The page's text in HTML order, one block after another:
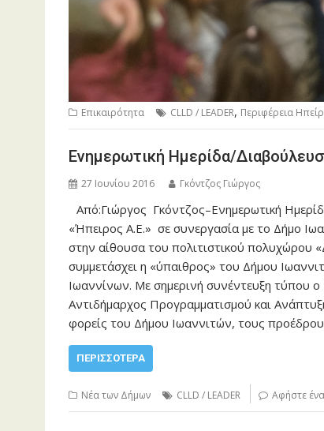
Επικαιρότητα CLLD / LEADER, Περιφέρεια
Ενημερωτική Ημερίδα/
27 Ιουνίου 2016 Γκόντζος Γιώργος
Από:Γιώργος Γκόντζος–Ενημερωτική
«Ήπειρος Α.Ε.» σε συνεργασία με το Δήμο
στην αίθουσα του πολιτιστικού πολυχώρου
συμμετάσχει η «ύπαιθρος» του Δήμου
Ιωαννίνων. Με σημερινή συνέντευξη τύπου
Αντιδήμαρχος Προγραμματισμού και
φορείς του Δήμου Ιωαννιτών, τους
ΠΕΡΙΣΣΌΤΕΡΑ
Νέα των Δήμων CLLD / LEADER Αφήστε